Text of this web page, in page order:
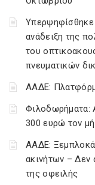
Υπερψηφίσθηκε
ανάδειξη της
του
πνευματικών
ΑΑΔΕ:
Φιλοδωρήματα:
300 ευρώ τον
ΑΑΔΕ:
ακινήτων – Δεν
της οφειλής